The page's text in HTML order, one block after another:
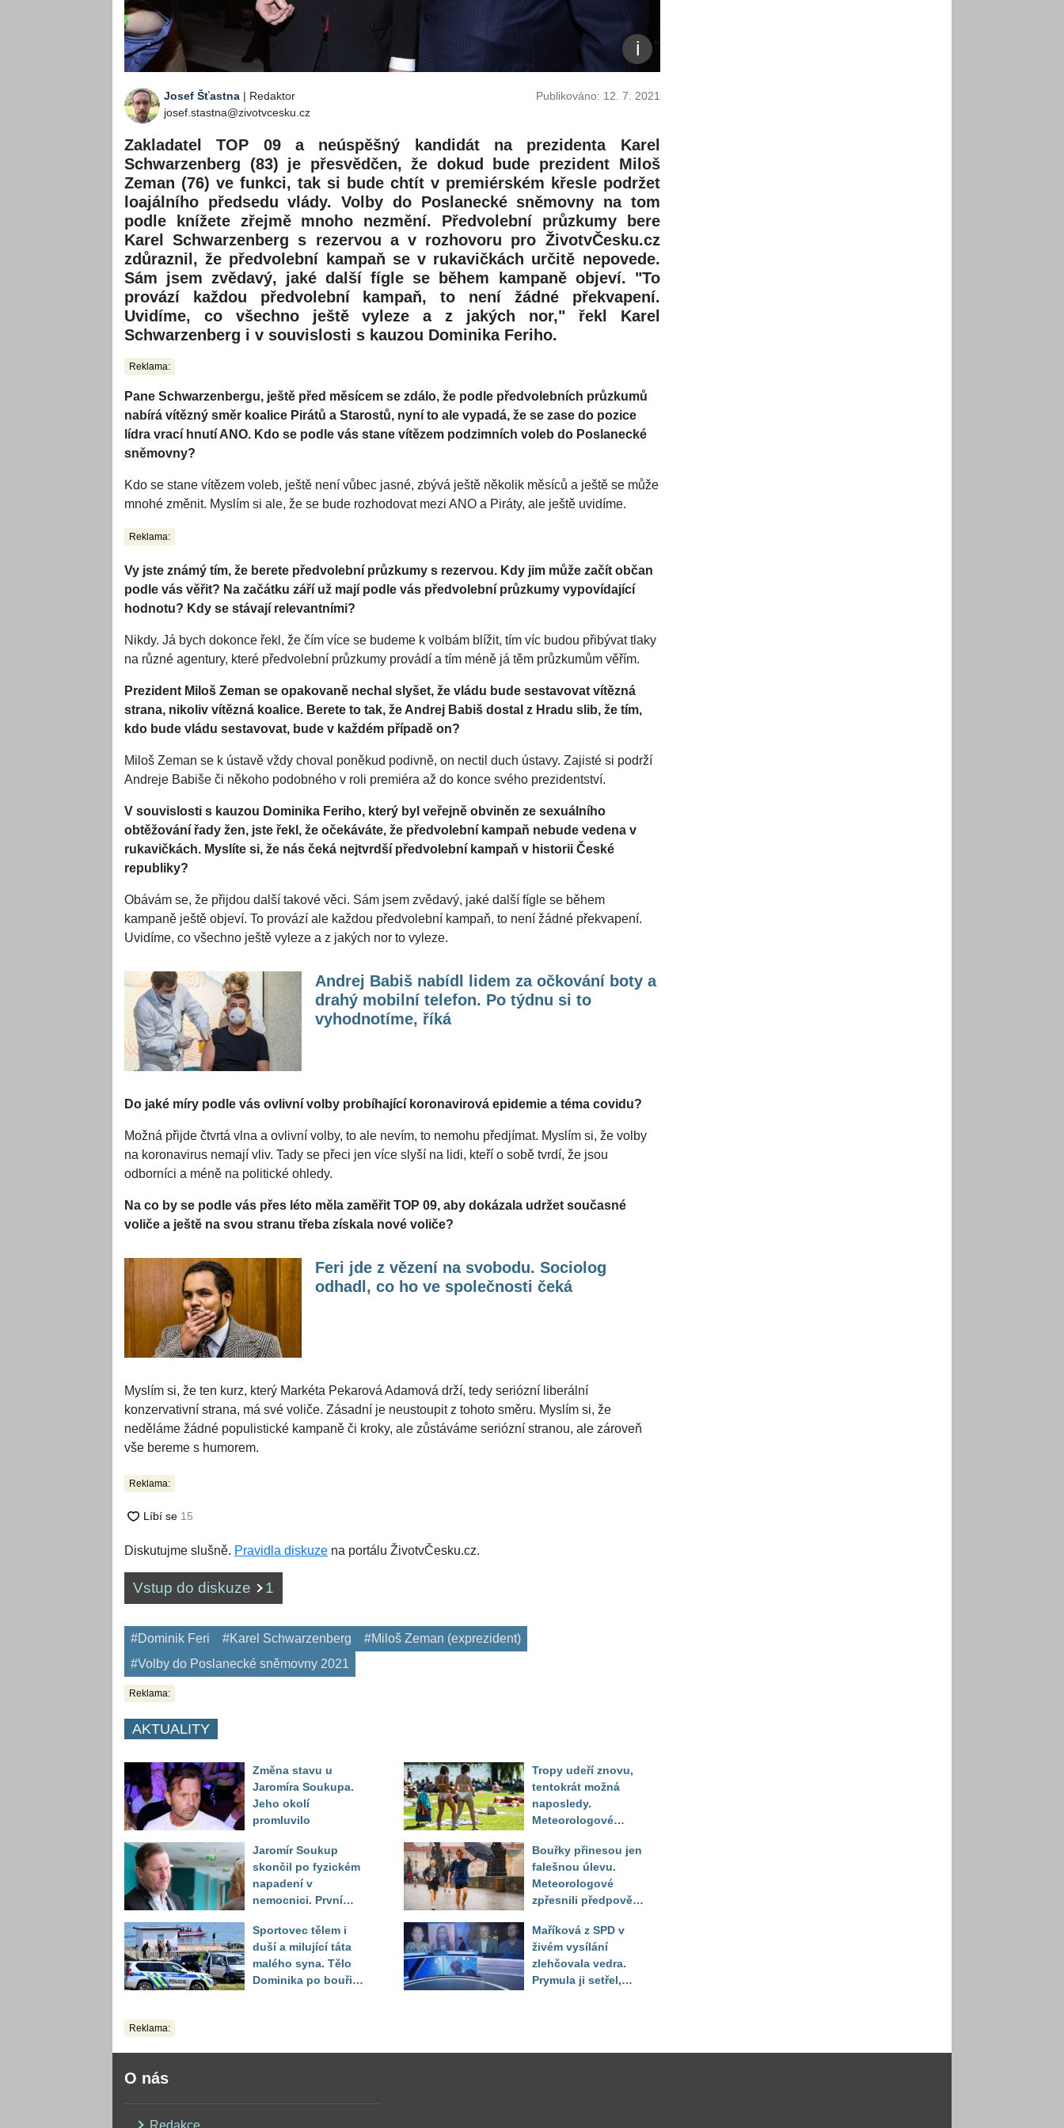
Josef Šťastna | Redaktor
josef.stastna@zivotvcesku.cz
Publikováno: 12. 7. 2021
Zakladatel TOP 09 a neúspěšný kandidát na prezidenta Karel
Schwarzenberg (83) je přesvědčen, že dokud bude prezident Miloš
Zeman (76) ve funkci, tak si bude chtít v premiérském křesle podržet
loajálního předsedu vlády. Volby do Poslanecké sněmovny na tom
podle knížete zřejmě mnoho nezmění. Předvolební průzkumy bere
Karel Schwarzenberg s rezervou a v rozhovoru pro ŽivotvČesku.cz
zdůraznil, že předvolební kampaň se v rukavičkách určitě nepovede.
Sám jsem zvědavý, jaké další fígle se během kampaně objeví. "To
provází každou předvolební kampaň, to není žádné překvapení.
Uvidíme, co všechno ještě vyleze a z jakých nor," řekl Karel
Schwarzenberg i v souvislosti s kauzou Dominika Feriho.
Reklama:
Pane Schwarzenbergu, ještě před měsícem se zdálo, že podle předvolebních průzkumů
nabírá vítězný směr koalice Pirátů a Starostů, nyní to ale vypadá, že se zase do pozice
lídra vrací hnutí ANO. Kdo se podle vás stane vítězem podzimních voleb do Poslanecké
sněmovny?
Kdo se stane vítězem voleb, ještě není vůbec jasné, zbývá ještě několik měsíců a ještě se může
mnohé změnit. Myslím si ale, že se bude rozhodovat mezi ANO a Piráty, ale ještě uvidíme.
Reklama:
Vy jste známý tím, že berete předvolební průzkumy s rezervou. Kdy jim může začít občan
podle vás věřit? Na začátku září už mají podle vás předvolební průzkumy vypovídající
hodnotu? Kdy se stávají relevantními?
Nikdy. Já bych dokonce řekl, že čím více se budeme k volbám blížit, tím víc budou přibývat tlaky
na různé agentury, které předvolební průzkumy provádí a tím méně já těm průzkumům věřím.
Prezident Miloš Zeman se opakovaně nechal slyšet, že vládu bude sestavovat vítězná
strana, nikoliv vítězná koalice. Berete to tak, že Andrej Babiš dostal z Hradu slib, že tím,
kdo bude vládu sestavovat, bude v každém případě on?
Miloš Zeman se k ústavě vždy choval poněkud podivně, on nectil duch ústavy. Zajisté si podrží
Andreje Babiše či někoho podobného v roli premiéra až do konce svého prezidentství.
V souvislosti s kauzou Dominika Feriho, který byl veřejně obviněn ze sexuálního
obtěžování řady žen, jste řekl, že očekáváte, že předvolební kampaň nebude vedena v
rukavičkách. Myslíte si, že nás čeká nejtvrdší předvolební kampaň v historii České
republiky?
Obávám se, že přijdou další takové věci. Sám jsem zvědavý, jaké další fígle se během
kampaně ještě objeví. To provází ale každou předvolební kampaň, to není žádné překvapení.
Uvidíme, co všechno ještě vyleze a z jakých nor to vyleze.
Andrej Babiš nabídl lidem za očkování boty a
drahý mobilní telefon. Po týdnu si to
vyhodnotíme, říká
Do jaké míry podle vás ovlivní volby probíhající koronavirová epidemie a téma covidu?
Možná přijde čtvrtá vlna a ovlivní volby, to ale nevím, to nemohu předjímat. Myslím si, že volby
na koronavirus nemají vliv. Tady se přeci jen více slyší na lidi, kteří o sobě tvrdí, že jsou
odborníci a méně na politické ohledy.
Na co by se podle vás přes léto měla zaměřit TOP 09, aby dokázala udržet současné
voliče a ještě na svou stranu třeba získala nové voliče?
Feri jde z vězení na svobodu. Sociolog
odhadl, co ho ve společnosti čeká
Myslím si, že ten kurz, který Markéta Pekarová Adamová drží, tedy seriózní liberální
konzervativní strana, má své voliče. Zásadní je neustoupit z tohoto směru. Myslím si, že
neděláme žádné populistické kampaně či kroky, ale zůstáváme seriózní stranou, ale zároveň
vše bereme s humorem.
Reklama:
Diskutujme slušně. Pravidla diskuze na portálu ŽivotvČesku.cz.
Vstup do diskuze 1
#Dominik Feri #Karel Schwarzenberg
#Miloš Zeman (exprezident)
#Volby do Poslanecké sněmovny 2021
Reklama:
AKTUALITY
Změna stavu u
Jaromíra Soukupa.
Jeho okolí
promluvilo
Jaromír Soukup
skončil po fyzickém
napadení v
nemocnici. První
Sportovec tělem i
duší a milující táta
malého syna. Tělo
Dominika po bouři
Tropy udeří znovu,
tentokrát možná
naposledy.
Meteorologové
do září
Bouřky přinesou jen
falešnou úlevu.
Meteorologové
zpřesnili předpověď
horkého počasí
Maříková z SPD v
živém vysílání
zlehčovala vedra.
Prymula ji setřel,
Reklama:
O nás